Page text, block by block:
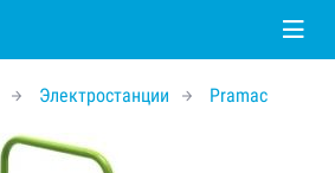
Электростанции Pramac